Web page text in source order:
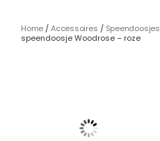
Home /Accessoires / Speendoosjes
speendoosje Woodrose – roze